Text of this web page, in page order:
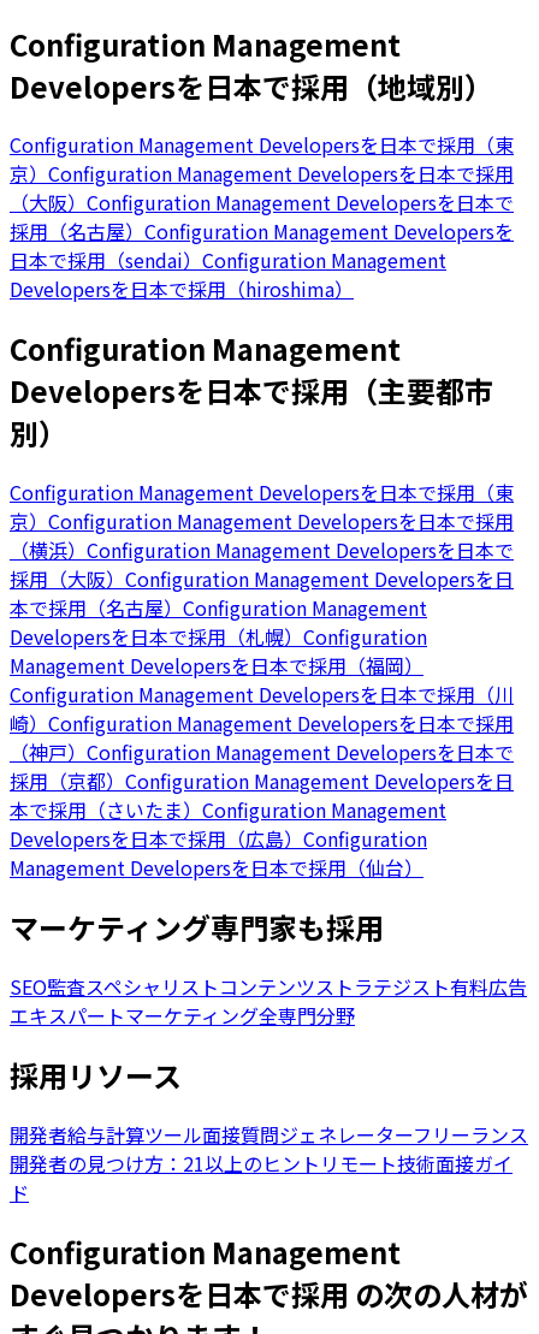
Configuration Management
Developersを日本で採用（地域別）
Configuration Management Developersを日本で採用（東
京） Configuration Management Developersを日本で採用
（大阪） Configuration Management Developersを日本で
採用（名古屋） Configuration Management Developersを
日本で採用（sendai） Configuration Management
Developersを日本で採用（hiroshima）
Configuration Management
Developersを日本で採用（主要都市
別）
Configuration Management Developersを日本で採用（東
京） Configuration Management Developersを日本で採用
（横浜） Configuration Management Developersを日本で
採用（大阪） Configuration Management Developersを日
本で採用（名古屋） Configuration Management
Developersを日本で採用（札幌） Configuration
Management Developersを日本で採用（福岡）
Configuration Management Developersを日本で採用（川
崎） Configuration Management Developersを日本で採用
（神戸） Configuration Management Developersを日本で
採用（京都） Configuration Management Developersを日
本で採用（さいたま） Configuration Management
Developersを日本で採用（広島） Configuration
Management Developersを日本で採用（仙台）
マーケティング専門家も採用
SEO監査スペシャリストコンテンツストラテジスト有料広告
エキスパートマーケティング全専門分野
採用リソース
開発者給与計算ツール面接質問ジェネレーターフリーランス
開発者の見つけ方：21以上のヒント リモート技術面接ガイ
ド
Configuration Management
Developersを日本で採用 の次の人材が